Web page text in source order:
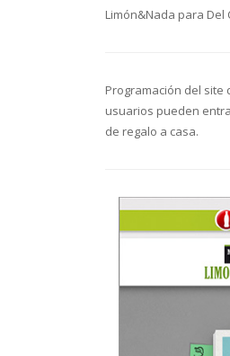
Limón&Nada para Del
Programación del site
usuarios pueden
de regalo a casa.